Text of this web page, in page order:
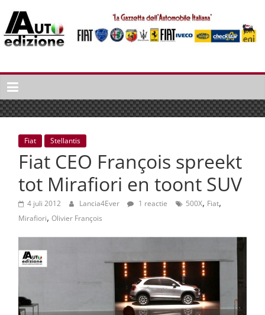
naar
inhoud
Auto
Edizione
La
Gazetta
dell'Automobile
Italiana
autonieuws
lifestyle
Fiat Stellantis
Fiat CEO François spreekt
tot Mirafiori en toont SUV
4 juli 2012 Lancia4Ever 1 reactie 500X, Fiat,
Mirafiori, Olivier François